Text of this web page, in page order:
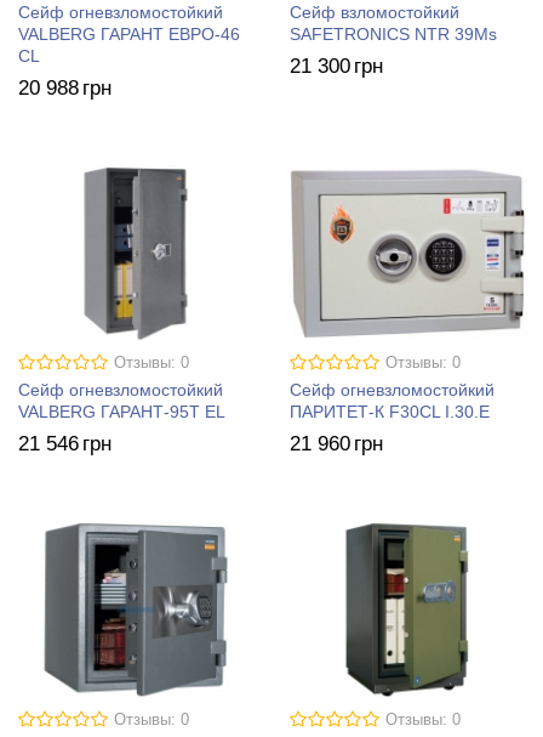
Сейф огневзломостойкий
VALBERG ГАРАНТ ЕВРО-46
СL
20 988 грн
Сейф взломостойкий
SAFETRONICS NTR 39Ms
21 300 грн
Отзывы: 0
Сейф огневзломостойкий
VALBERG ГАРАНТ-95Т EL
21 546 грн
Отзывы: 0
Сейф огневзломостойкий
ПАРИТЕТ-К F30CL I.30.E
21 960 грн
Отзывы: 0 Отзывы: 0